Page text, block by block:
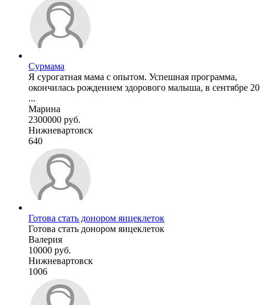
Сурмама
Я сурогатная мама с опытом. Успешная программа,
окончилась рождением здорового малыша, в сентябре 20
...
Марина
2300000 руб.
Нижневартовск
640
Готова стать донором яицеклеток
Готова стать донором яицеклеток
Валерия
10000 руб.
Нижневартовск
1006